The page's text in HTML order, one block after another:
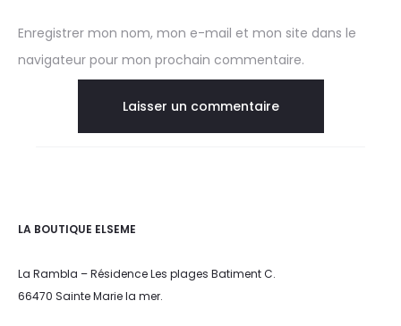
Enregistrer mon nom, mon e-mail et mon site dans le
navigateur pour mon prochain commentaire.
LA BOUTIQUE ELSEME
La Rambla – Résidence Les plages Batiment C.
66470 Sainte Marie la mer.